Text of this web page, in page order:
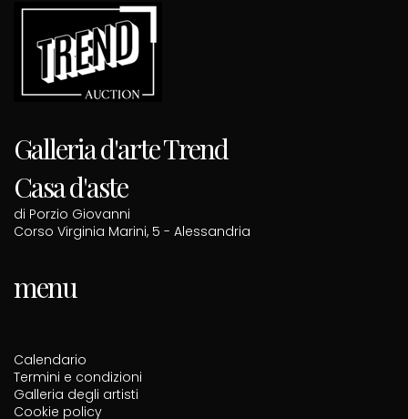
Galleria d'arte Trend
Casa d'aste
di Porzio Giovanni
Corso Virginia Marini, 5 - Alessandria
menu
Calendario
Termini e condizioni
Galleria degli artisti
Cookie policy